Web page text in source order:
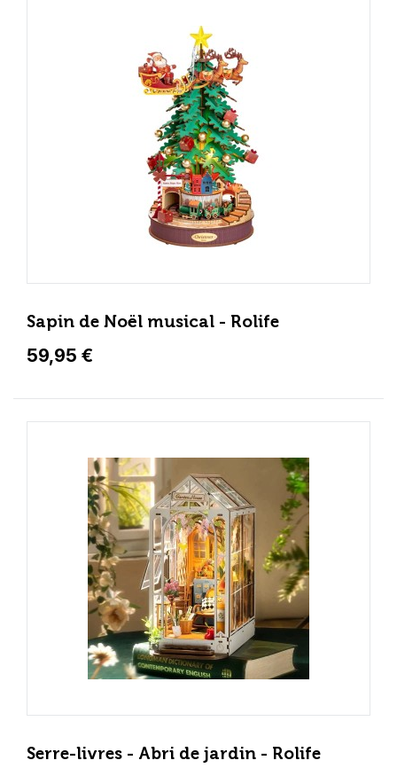
Sapin de Noël musical - Rolife
59,95 €
Serre-livres - Abri de jardin - Rolife